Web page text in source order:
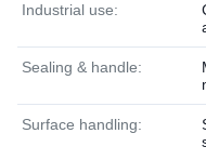
Industrial use:
Sealing & handle:
Surface handling: